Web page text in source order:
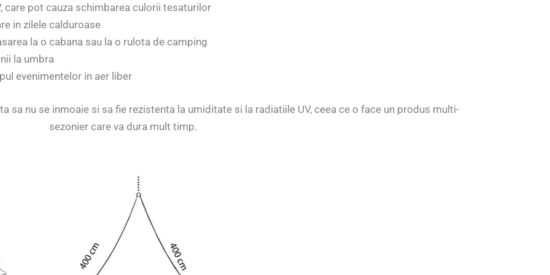
care pot cauza schimbarea culorii tesaturilor
in zilele calduroase
la o cabana sau la o rulota de camping
la umbra
evenimentelor in aer liber
sa nu se inmoaie si sa fie rezistenta la umiditate si la radiatiile UV, ceea ce o face un produs multi-
sezonier care va dura mult timp.